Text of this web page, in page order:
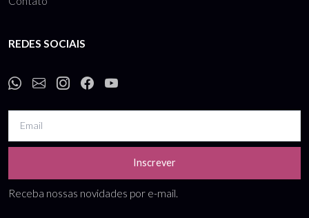
REDES SOCIAIS
Inscrever
Receba nossas novidades por e-mail.